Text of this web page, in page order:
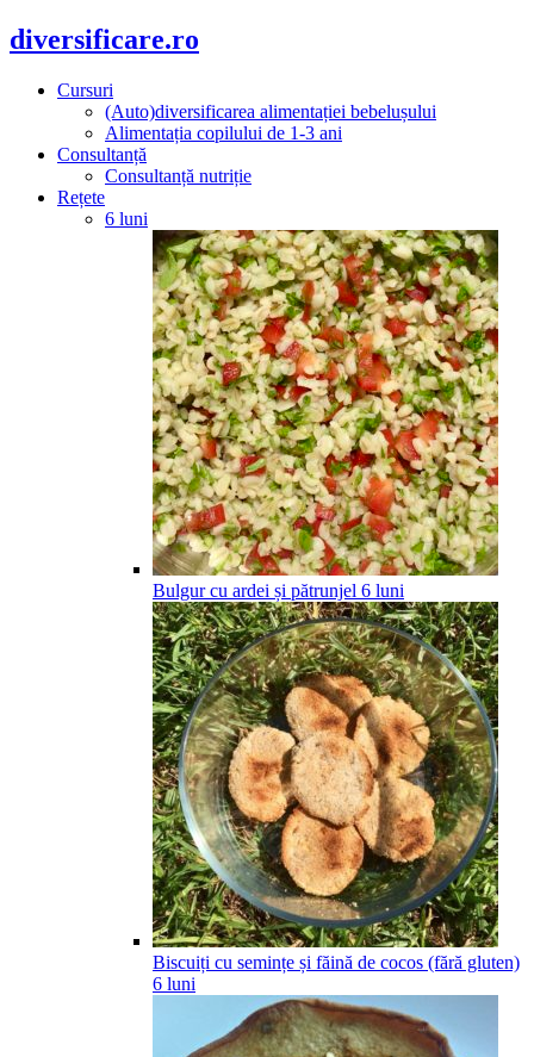
diversificare.ro
Cursuri
(Auto)diversificarea alimentației bebelușului
Alimentația copilului de 1-3 ani
Consultanță
Consultanță nutriție
Rețete
6 luni
Bulgur cu ardei și pătrunjel 6 luni
Biscuiți cu semințe și făină de cocos (fără gluten)
6 luni